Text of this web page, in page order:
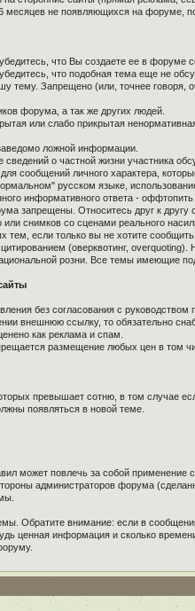
месяцев не появляющихся на форуме,
что Вы создаете ее в форуме
что подобная тема еще не
тему. Запрещено (или, точнее
форума, а так же других людей.
или слабо прикрытая
ложной информации.
о частной жизни участника
сообщений личного характера,
русском языке,
информативного ответа -
запрещены. Относитесь друг к другу
снимков со сценами реального
тем, если только вы не хотите
(оверквотинг,
розни. Все темы имеющие
без согласования с руководством
внешнюю ссылку, то обязательно
как реклама и спам.
размещение любых цен в том
превышает сотню, в том случае
появляться в новой теме.
может повлечь за собой применение
администраторов форума
Обратите внимание: если в
ценная информация и сколько